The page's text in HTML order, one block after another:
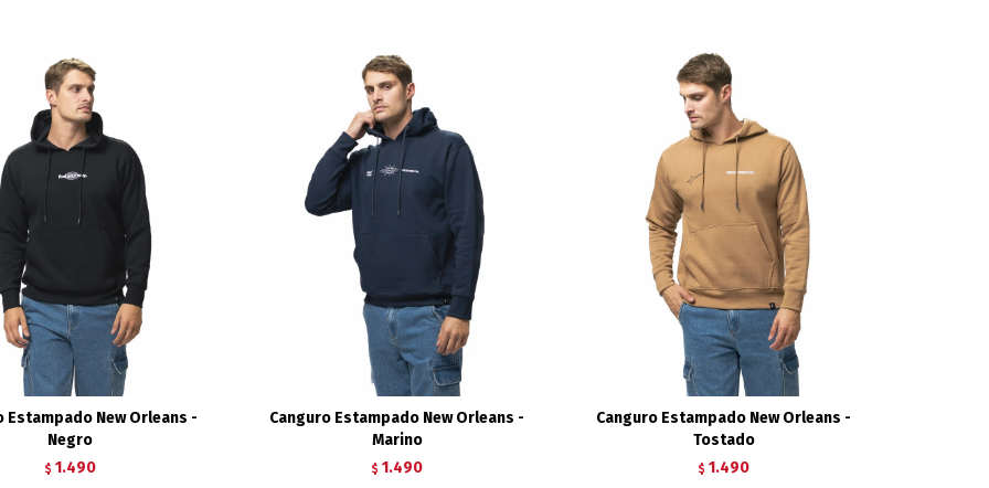
Estampado New Orleans -
Negro
$ 1.490
Canguro Estampado New Orleans -
Marino
$ 1.490
Canguro Estampado New Orleans -
Tostado
$ 1.490